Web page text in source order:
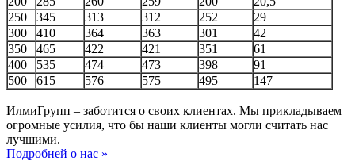
250
345 313 312 252
29
300
410 364 363 301
42
350
465 422 421 351
61
400
535 474 473 398
91
500
615 576 575 495 147
ИлмиГрупп – заботится о своих клиентах. Мы прикладываем
огромные усилия, что бы наши клиенты могли считать нас
лучшими.
Подробней о нас »